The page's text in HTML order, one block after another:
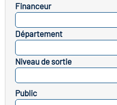
de l'Industrie
emploi-formation
des transitions
Financeur
Département
Niveau de sortie
Public